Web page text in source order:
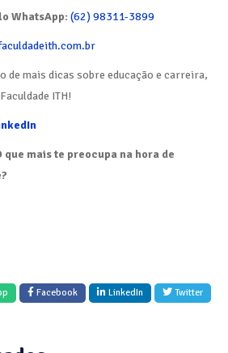
WhatsApp:(62) 98311-3899
de mais dicas sobre educação e carreira,
ITH!
que mais te preocupa na hora de
Facebook LinkedIn Twitter